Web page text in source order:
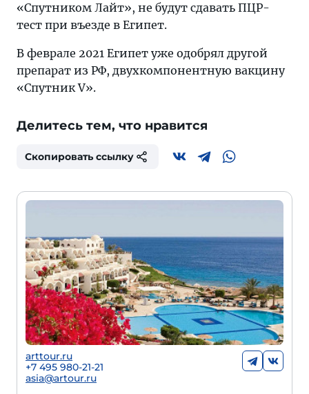
«Спутником Лайт», не будут сдавать ПЦР-
тест при въезде в Египет.
В феврале 2021 Египет уже одобрял другой
препарат из РФ, двухкомпонентную вакцину
«Спутник V».
Делитесь тем, что нравится
Скопировать ссылку
arttour.ru
+7 495 980-21-21
asia@artour.ru